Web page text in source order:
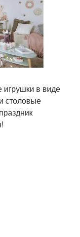
игрушки в виде
столовые